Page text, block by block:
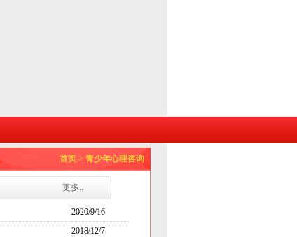
首页 > 青少年心理咨询
更多..
2020/9/16
2018/12/7